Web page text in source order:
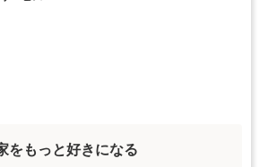
をもっと好きになる